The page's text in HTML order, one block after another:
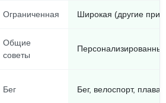
Ограниченная Широкая (другие
Общие
советы
Бег Бег, велоспорт,